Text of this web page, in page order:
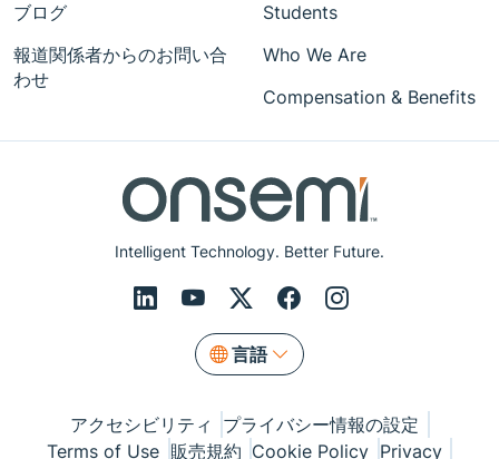
Intelligent Technology. Better Future.
言語
ブログ
報道関係者からのお問い合
わせ
Students
Who We Are
Compensation & Benefits
アクセシビリティ
プライバシー情報の設定
Terms of Use 販売規約 Cookie Policy Privacy